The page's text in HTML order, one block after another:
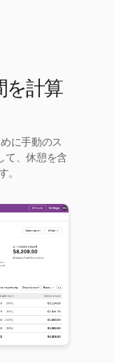
を計算
に手動のス
て、休憩を含
。